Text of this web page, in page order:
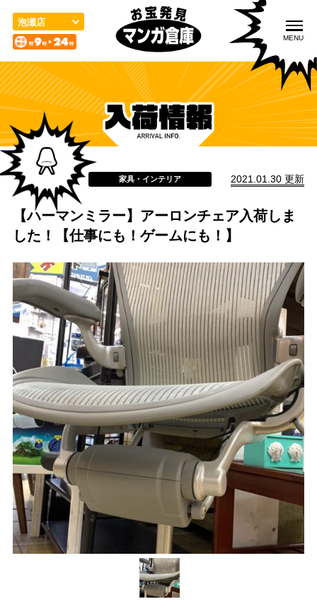
ジ
の
先
頭
す
MENU
入荷情報 取扱品目 買取のご案内
宅配／出張買取 店舗案内 お問い合わせ
プライバシーポリシー 求人情報
English
カード部
アミューズ 公式
トレトレ倉庫 あわせモー
ル店
泡瀬店
家具・インテリア 2021.01.30 更新
【ハーマンミラー】アーロンチェア入荷しま
した！【仕事にも！ゲームにも！】